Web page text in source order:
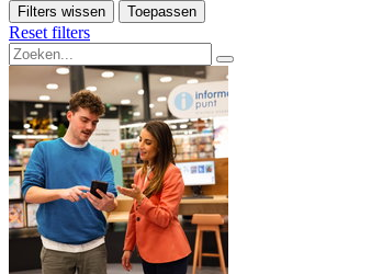
Filters wissen Toepassen
Reset filters